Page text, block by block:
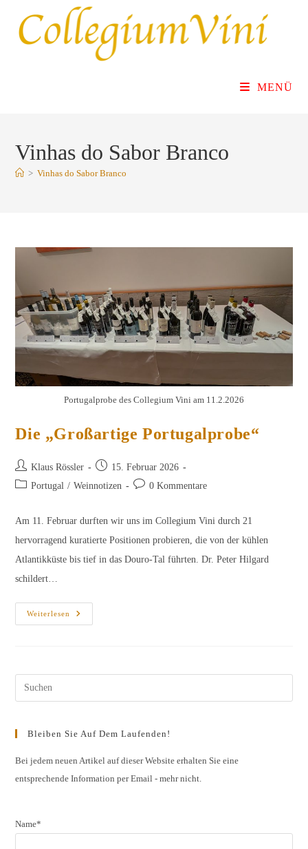
Inhalt
springen
MENÜ
Vinhas do Sabor Branco
> Vinhas do Sabor Branco
Portugalprobe des Collegium Vini am 11.2.2026
Die „Großartige Portugalprobe“
Beitrags-
Autor:
Klaus Rössler
Beitrag
veröffentlicht:
15. Februar 2026
Beitrags-
Portugal / Weinnotizen
Beitrags-0 Kommentare
Am 11. Februar durften wir uns im Collegium Vini durch 21
hervorragend kuratierte Positionen probieren, die von der kühlen
Atlantikküste bis tief in das Douro-Tal führten. Dr. Peter Hilgard
schildert…
Weiterlesen
Die
„Großartige
Bleiben Sie Auf Dem Laufenden!
Bei jedem neuen Artikel auf dieser Website erhalten Sie eine
entsprechende Information per Email - mehr nicht.
Name*